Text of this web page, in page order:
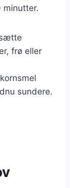
minutter.
frø eller
sundere.